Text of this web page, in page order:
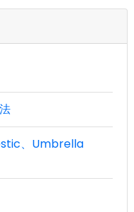
、Umbrella